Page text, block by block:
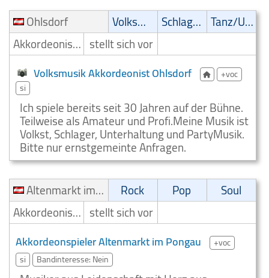
Ohlsdorf Volksmusik Schlager
Tanz/Unterhaltungsmusik
Akkordeonist/Akkordeonspieler stellt sich vor
Volksmusik Akkordeonist Ohlsdorf
+voc
si
Ich spiele bereits seit 30 Jahren auf der Bühne.
Teilweise als Amateur und Profi.Meine Musik ist
Volkst, Schlager, Unterhaltung und PartyMusik.
Bitte nur ernstgemeinte Anfragen.
Altenmarkt im Pongau
Rock Pop
Soul
Akkordeonist/Akkordeonspieler stellt sich vor
Akkordeonspieler Altenmarkt im Pongau
+voc
si
Bandinteresse: Nein